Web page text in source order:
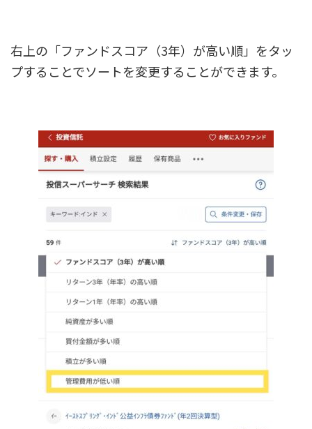
右上の「ファンドスコア（3年）が高い順」をタッ
プすることでソートを変更することができます。